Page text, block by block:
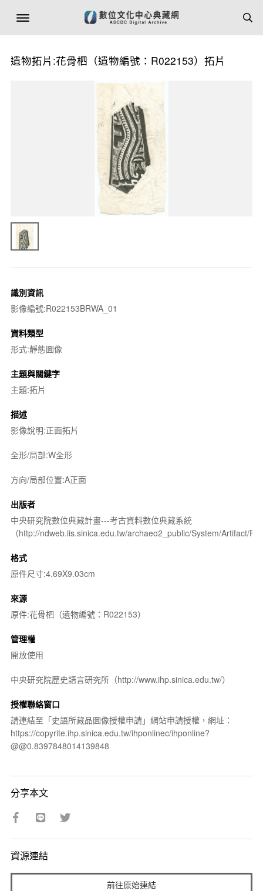
遺物拓片:花骨柶（遺物編號：R022153）拓片
識別資訊
影像編號:R022153BRWA_01
資料類型
形式:靜態圖像
主題與關鍵字
主題:拓片
描述
影像說明:正面拓片
全形/局部:W全形
方向/局部位置:A正面
出版者
中央研究院數位典藏計畫---考古資料數位典藏系統
（http://ndweb.iis.sinica.edu.tw/archaeo2_public/System/Artifact/
格式
原件尺寸:4.69X9.03cm
來源
原件:花骨柶（遺物編號：R022153）
管理權
開放使用
中央研究院歷史語言研究所（http://www.ihp.sinica.edu.tw/）
授權聯絡窗口
請連結至「史語所藏品圖像授權申請」網站申請授權，網址：
https://copyrite.ihp.sinica.edu.tw/ihponlinec/ihponline?
@@0.8397848014139848
分享本文
資源連結
前往原始連結